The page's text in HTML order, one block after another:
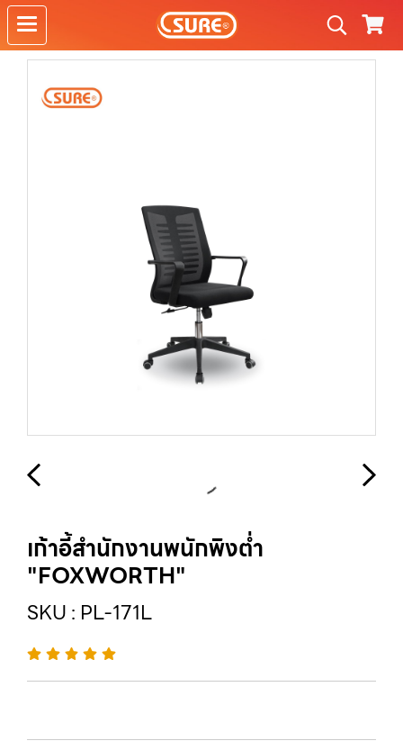
เก้าอี้สำนักงานพนักพิงต่ำ
"FOXWORTH"
SKU : PL-171L